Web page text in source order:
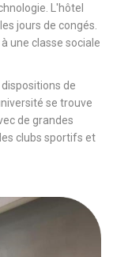
L'hôtel
jours de congés.
une classe sociale
de
se trouve
de grandes
clubs sportifs et